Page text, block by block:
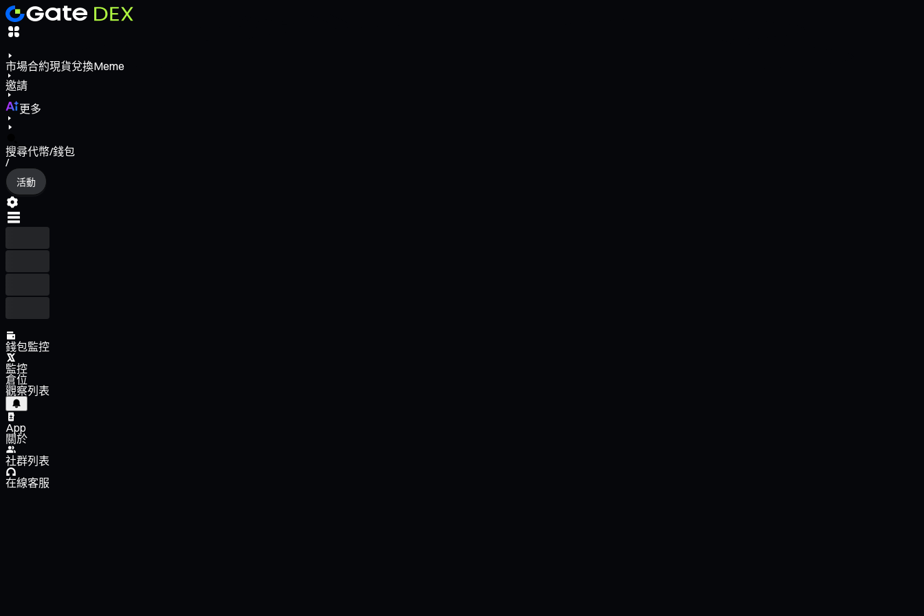
市場合約現貨兌換Meme
邀請
更多
搜尋代幣/錢包
/
活動
錢包監控
監控
倉位
觀察列表
App
關於
社群列表
在線客服